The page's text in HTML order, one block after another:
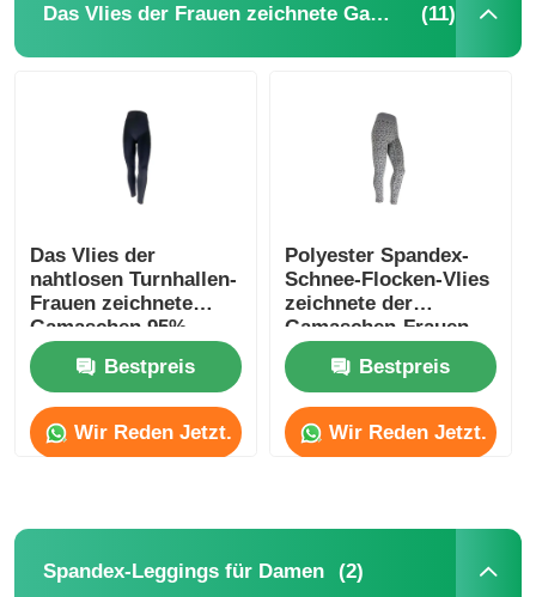
Fabrik-Ausflug
Nachrichten
Fälle
Fordern Sie ein Zitat
Die nahtlosen Gamaschen der Frauen
Das Vlies der Frauen zeichnete Gamaschen (11)
Das Vlies der
nahtlosen Turnhallen-
Frauen zeichnete
Gamaschen 95%
Nylon-5% Spandex
Bestpreis
Wir Reden Jetzt.
Polyester Spandex-
Schnee-Flocken-Vlies
zeichnete der
Gamaschen-Frauen
Bestpreis
Wir Reden Jetzt.
Spandex-Leggings für Damen (2)